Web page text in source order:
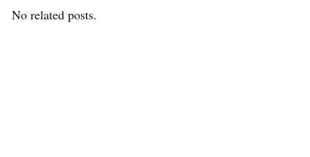
No related posts.